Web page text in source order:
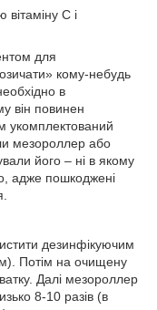
вітаміну С і
для
кому-небудь
в
він повинен
укомплектований
мезороллер або
його – ні в якому
адже пошкоджені
дезинфікуючим
Потім на очищену
Далі мезороллер
8-10 разів (в